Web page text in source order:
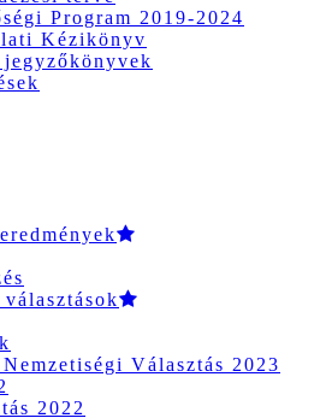
Program 2019-2024
Kézikönyv
Választás 2023
2022